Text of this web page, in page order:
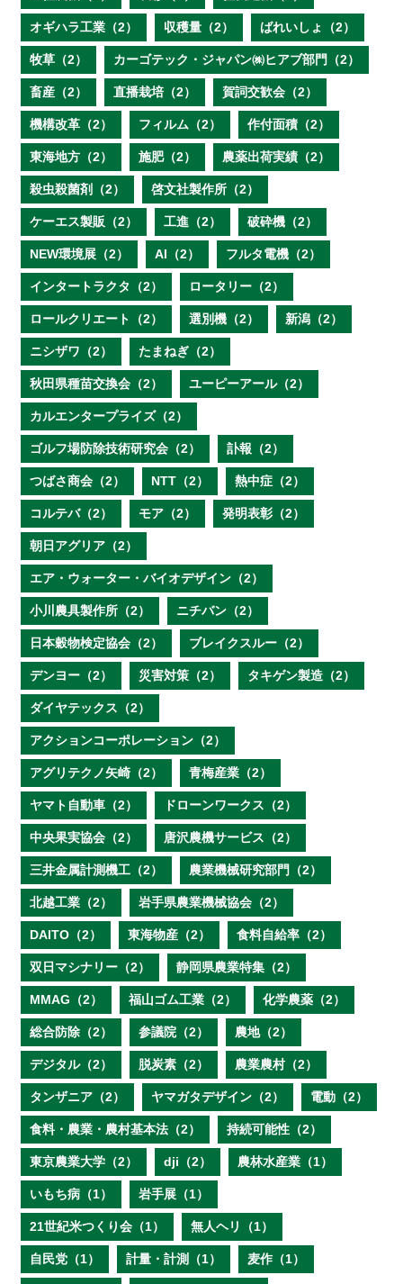
オギハラ工業（2） 収穫量（2） ばれいしょ（2）
牧草（2） カーゴテック・ジャパン㈱ヒアブ部門（2）
畜産（2） 直播栽培（2） 賀詞交歓会（2）
機構改革（2） フィルム（2） 作付面積（2）
東海地方（2） 施肥（2） 農薬出荷実績（2）
殺虫殺菌剤（2） 啓文社製作所（2）
ケーエス製販（2） 工進（2） 破砕機（2）
NEW環境展（2） AI（2） フルタ電機（2）
インタートラクタ（2） ロータリー（2）
ロールクリエート（2） 選別機（2） 新潟（2）
ニシザワ（2） たまねぎ（2）
秋田県種苗交換会（2） ユーピーアール（2）
カルエンタープライズ（2）
ゴルフ場防除技術研究会（2） 訃報（2）
つばさ商会（2） NTT（2） 熱中症（2）
コルテバ（2） モア（2） 発明表彰（2）
朝日アグリア（2）
エア・ウォーター・バイオデザイン（2）
小川農具製作所（2） ニチバン（2）
日本穀物検定協会（2） ブレイクスルー（2）
デンヨー（2） 災害対策（2） タキゲン製造（2）
ダイヤテックス（2）
アクションコーポレーション（2）
アグリテクノ矢崎（2） 青梅産業（2）
ヤマト自動車（2） ドローンワークス（2）
中央果実協会（2） 唐沢農機サービス（2）
三井金属計測機工（2） 農業機械研究部門（2）
北越工業（2） 岩手県農業機械協会（2）
DAITO（2） 東海物産（2） 食料自給率（2）
双日マシナリー（2） 静岡県農業特集（2）
MMAG（2） 福山ゴム工業（2） 化学農薬（2）
総合防除（2） 参議院（2） 農地（2）
デジタル（2） 脱炭素（2） 農業農村（2）
タンザニア（2） ヤマガタデザイン（2） 電動（2）
食料・農業・農村基本法（2） 持続可能性（2）
東京農業大学（2） dji（2） 農林水産業（1）
いもち病（1） 岩手展（1）
21世紀米つくり会（1） 無人ヘリ（1）
自民党（1） 計量・計測（1） 麦作（1）